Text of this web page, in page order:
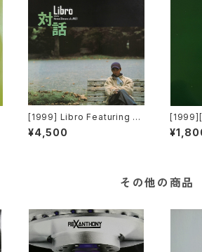
[1999] Libro Featuring M
omoe Shimano – 対話 [P-
Vine Records]
¥4,500
d
その他の商品